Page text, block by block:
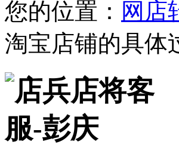
您的位置： 网店
淘宝店铺的具体